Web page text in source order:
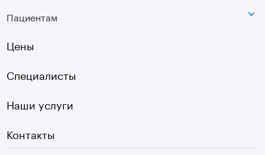
УЗИ
Плазмотерапия суставов
Инфо
Пациентам
Первичный прием
Цены
Специалисты
Наши услуги
Контакты